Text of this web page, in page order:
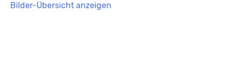
Bilder-Übersicht anzeigen